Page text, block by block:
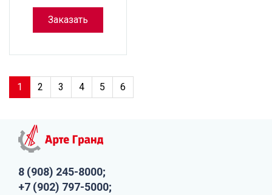
Заказать
1 2 3 4 5 6
8 (908) 245-8000;
+7 (902) 797-5000;